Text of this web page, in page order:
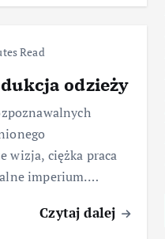
Read
odzieży
wizja, ciężka praca
imperium.…
Czytaj dalej